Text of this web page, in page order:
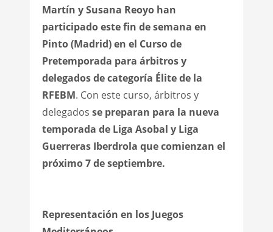
Martín y Susana Reoyo han
participado este fin de semana en
Pinto (Madrid) en el Curso de
Pretemporada para árbitros y
delegados de categoría Élite de la
RFEBM. Con este curso, árbitros y
delegados se preparan para la nueva
temporada de Liga Asobal y Liga
Guerreras Iberdrola que comienzan el
próximo 7 de septiembre.
Representación en los Juegos